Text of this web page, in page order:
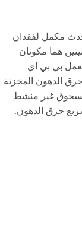
مكمل لفقدان
هما مكونان
بي بي اي
الدهون المخزنة
مسحوق غير منشط
حرق الدهون.